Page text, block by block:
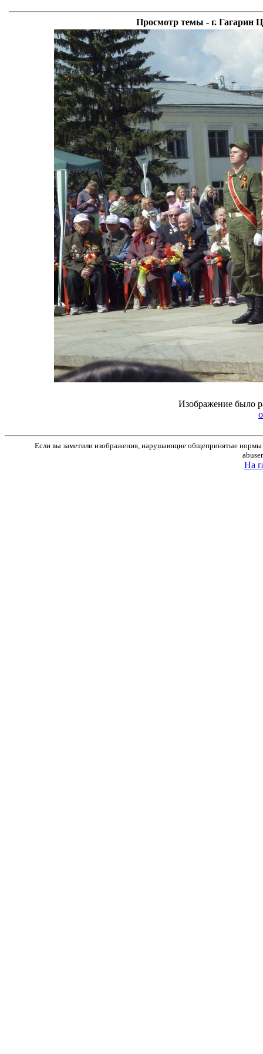
Просмотр темы - г. Гагарин
Изображение было
Если вы заметили изображения, нарушающие общепринятые нормы
На